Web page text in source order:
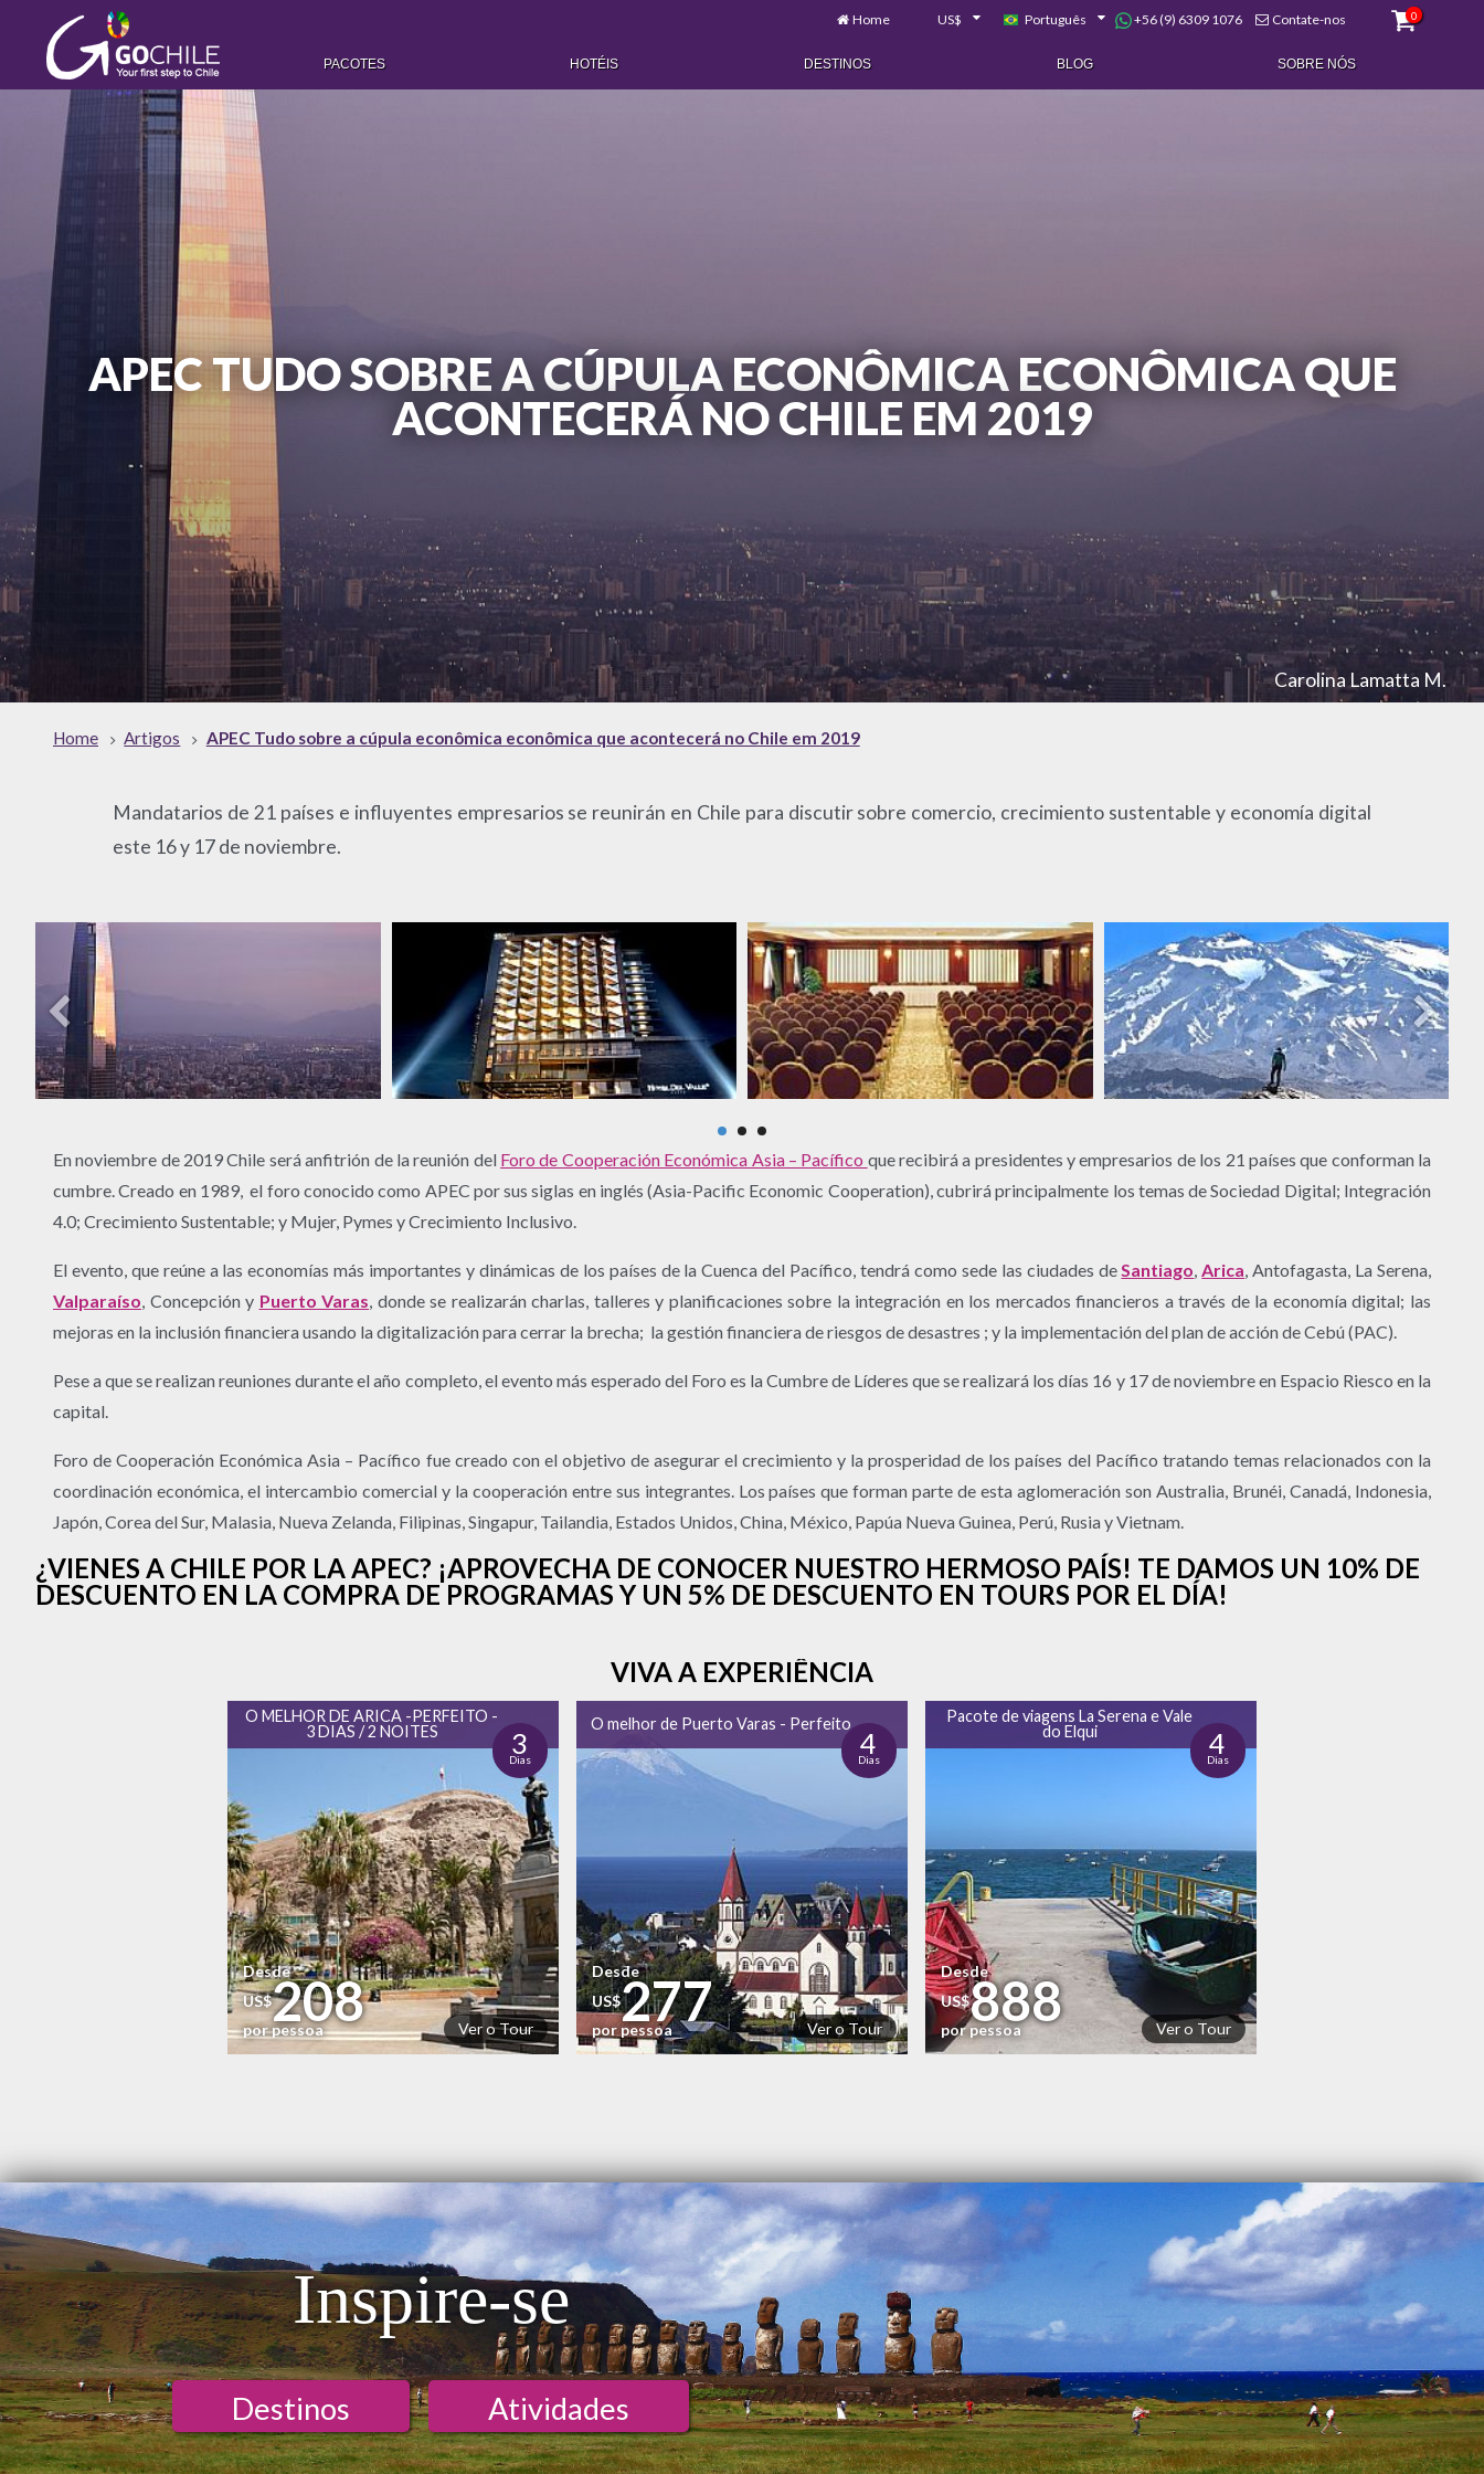
Home US$ Português +56 (9) 6309 1076 Contate-nos 0
PACOTES HOTÉIS DESTINOS BLOG SOBRE NÓS
APEC TUDO SOBRE A CÚPULA ECONÔMICA ECONÔMICA QUE
ACONTECERÁ NO CHILE EM 2019
Carolina Lamatta M.
Home Artigos APEC Tudo sobre a cúpula econômica econômica que acontecerá no Chile em 2019
Mandatarios de 21 países e influyentes empresarios se reunirán en Chile para discutir sobre comercio, crecimiento sustentable y economía digital
este 16 y 17 de noviembre.
En noviembre de 2019 Chile será anfitrión de la reunión del Foro de Cooperación Económica Asia – Pacífico que recibirá a presidentes y empresarios de los 21 países que conforman la
cumbre. Creado en 1989, el foro conocido como APEC por sus siglas en inglés (Asia-Pacific Economic Cooperation), cubrirá principalmente los temas de Sociedad Digital; Integración
4.0; Crecimiento Sustentable; y Mujer, Pymes y Crecimiento Inclusivo.
El evento, que reúne a las economías más importantes y dinámicas de los países de la Cuenca del Pacífico, tendrá como sede las ciudades de Santiago Arica , Antofagasta, La Serena,
Valparaíso , Concepción y Puerto Varas , donde se realizarán charlas, talleres y planificaciones sobre la integración en los mercados financieros a través de la economía digital; las
mejoras en la inclusión financiera usando la digitalización para cerrar la brecha; la gestión financiera de riesgos de desastres ; y la implementación del plan de acción de Cebú (PAC).
Pese a que se realizan reuniones durante el año completo, el evento más esperado del Foro es la Cumbre de Líderes que se realizará los días 16 y 17 de noviembre en Espacio Riesco en la
capital.
Foro de Cooperación Económica Asia – Pacífico fue creado con el objetivo de asegurar el crecimiento y la prosperidad de los países del Pacífico tratando temas relacionados con la
coordinación económica, el intercambio comercial y la cooperación entre sus integrantes. Los países que forman parte de esta aglomeración son Australia, Brunéi, Canadá, Indonesia,
Japón, Corea del Sur, Malasia, Nueva Zelanda, Filipinas, Singapur, Tailandia, Estados Unidos, China, México, Papúa Nueva Guinea, Perú, Rusia y Vietnam.
¿VIENES A CHILE POR LA APEC? ¡APROVECHA DE CONOCER NUESTRO HERMOSO PAÍS! TE DAMOS UN 10% DE
DESCUENTO EN LA COMPRA DE PROGRAMAS Y UN 5% DE DESCUENTO EN TOURS POR EL DÍA!
VIVA A EXPERIÊNCIA
O MELHOR DE ARICA -PERFEITO -
3 DIAS / 2 NOITES
3
Dias
Ver o Tour
Desde
US$208
por pessoa
O melhor de Puerto Varas - Perfeito
4
Dias
Ver o Tour
Desde
US$277
por pessoa
Pacote de viagens La Serena e Vale
do Elqui
4
Dias
Ver o Tour
Desde
US$888
por pessoa
Inspire-se
Destinos Atividades